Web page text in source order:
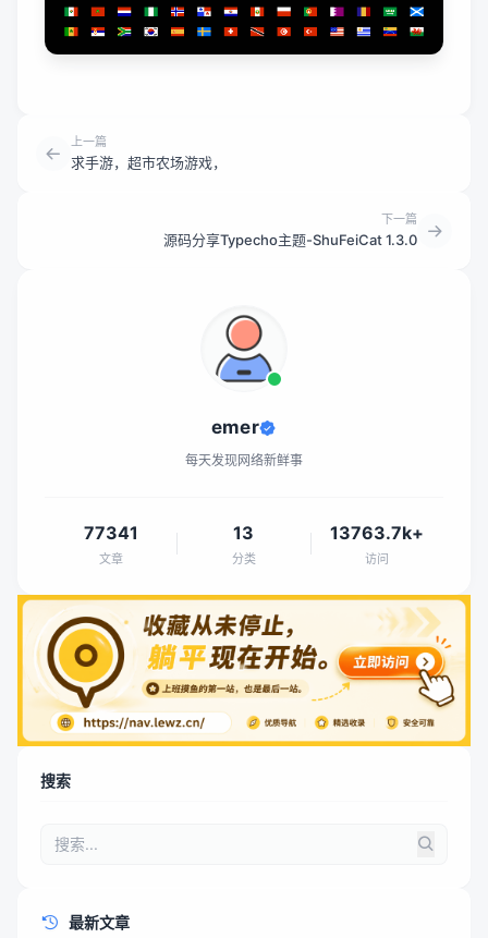
上一篇
求手游，超市农场游戏，
下一篇
源码分享Typecho主题-ShuFeiCat 1.3.0
emer
每天发现网络新鲜事
77341
文章
13
分类
13763.7k+
访问
搜索
最新文章